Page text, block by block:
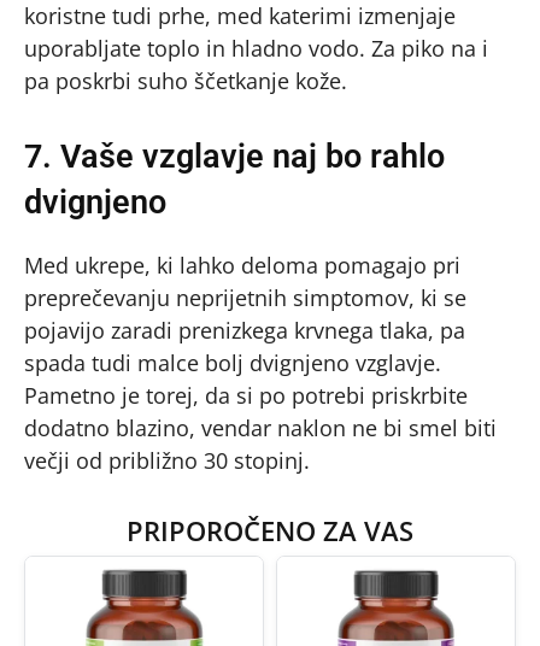
koristne tudi prhe, med katerimi izmenjaje
uporabljate toplo in hladno vodo. Za piko na i
pa poskrbi suho ščetkanje kože.
7. Vaše vzglavje naj bo rahlo
dvignjeno
Med ukrepe, ki lahko deloma pomagajo pri
preprečevanju neprijetnih simptomov, ki se
pojavijo zaradi prenizkega krvnega tlaka, pa
spada tudi malce bolj dvignjeno vzglavje.
Pametno je torej, da si po potrebi priskrbite
dodatno blazino, vendar naklon ne bi smel biti
večji od približno 30 stopinj.
PRIPOROČENO ZA VAS